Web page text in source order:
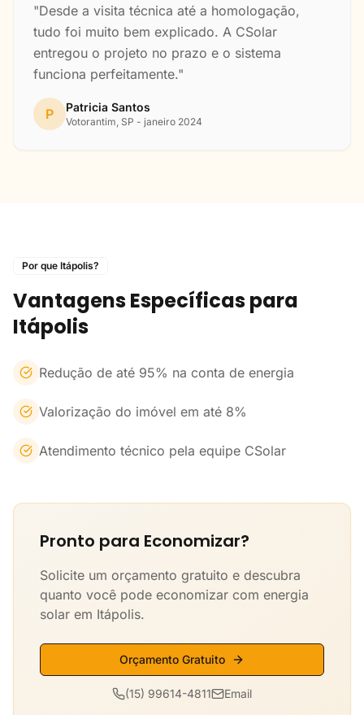
"Desde a visita técnica até a homologação,
tudo foi muito bem explicado. A CSolar
entregou o projeto no prazo e o sistema
funciona perfeitamente."
P Patricia Santos
Votorantim, SP - janeiro 2024
Por que Itápolis?
Vantagens Específicas para
Itápolis
Redução de até 95% na conta de energia
Valorização do imóvel em até 8%
Atendimento técnico pela equipe CSolar
Pronto para Economizar?
Solicite um orçamento gratuito e descubra
quanto você pode economizar com energia
solar em Itápolis.
Orçamento Gratuito
(15) 99614-4811 Email